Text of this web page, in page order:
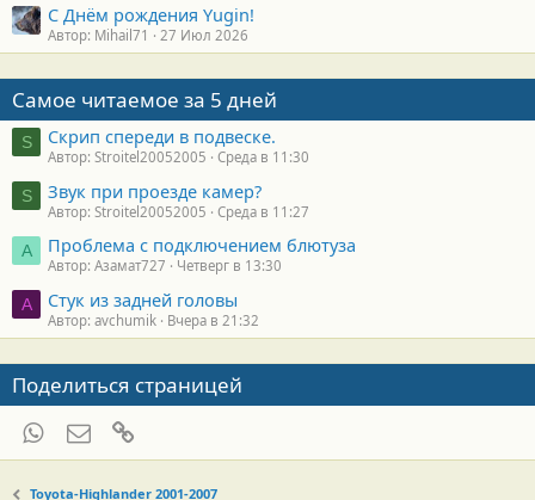
С Днём рождения Yugin!
Автор: Mihail71 27 Июл 2026
Самое читаемое за 5 дней
S Скрип спереди в подвеске.
Автор: Stroitel20052005 Среда в 11:30
S Звук при проезде камер?
Автор: Stroitel20052005 Среда в 11:27
А Проблема с подключением блютуза
Автор: Азамат727 Четверг в 13:30
A Стук из задней головы
Автор: avchumik Вчера в 21:32
Поделиться страницей
WhatsAppЭлектронная почта
Toyota-Highlander 2001-2007